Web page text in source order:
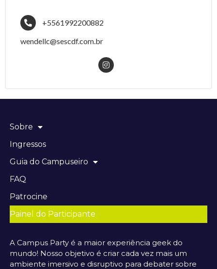
+5561992200882
wendellc@sescdf.com.br
Sobre
Ingressos
Guia do Campuseiro
FAQ
Patrocine
Painel do Participante
A Campus Party é a maior experiência geek do
mundo! Nosso objetivo é criar cada vez mais um
ambiente imersivo e disruptivo para debater sobre